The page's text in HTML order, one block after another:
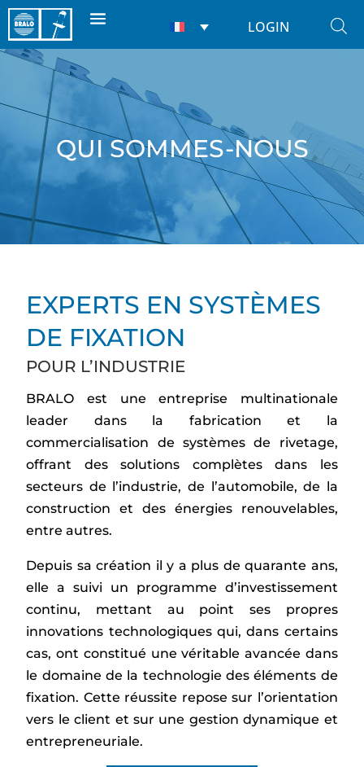
LOGIN
QUI SOMMES-NOUS
EXPERTS EN SYSTÈMES
DE FIXATION
POUR L’INDUSTRIE
BRALO est une entreprise multinationale
leader dans la fabrication et la
commercialisation de systèmes de rivetage,
offrant des solutions complètes dans les
secteurs de l’industrie, de l’automobile, de la
construction et des énergies renouvelables,
entre autres.
Depuis sa création il y a plus de quarante ans,
elle a suivi un programme d’investissement
continu, mettant au point ses propres
innovations technologiques qui, dans certains
cas, ont constitué une véritable avancée dans
le domaine de la technologie des éléments de
fixation. Cette réussite repose sur l’orientation
vers le client et sur une gestion dynamique et
entrepreneuriale.